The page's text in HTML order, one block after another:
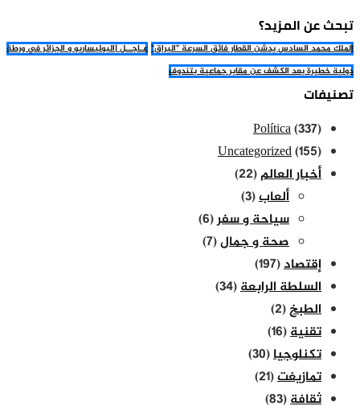
تبحث عن المزيد؟
الملك محمد السادس يدشن القطار فائق السرعة "البراق" عـاجــل |البوليساريو و الجزائر في ورطة
دولية خطيرة بعد الكشف عن مقابر جماعية بتندوف
تصنيفات
Política(337)
Uncategorized(155)
أخبار العالم(22)
ألعاب(3)
سياحة و سفر(6)
صحة و جمال(7)
إقتصاد(197)
السلطة الرابعة(34)
الطبخ(2)
تقنية(16)
تكنلوجيا(30)
تمازيغت(21)
ثقافة(83)